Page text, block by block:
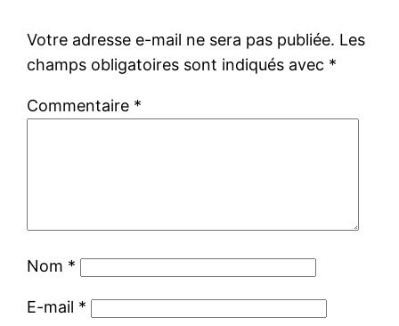
Votre adresse e-mail ne sera pas publiée. Les
champs obligatoires sont indiqués avec *
Commentaire *
Nom *
E-mail *